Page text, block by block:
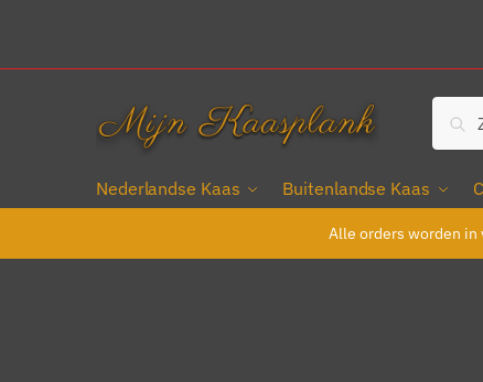
Nederlandse Kaas Buitenlandse Kaas
Alle orders worden in